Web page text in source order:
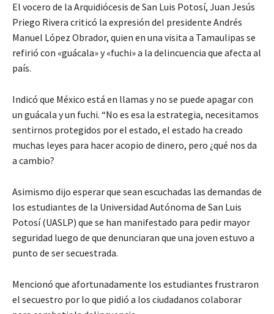
El vocero de la Arquidiócesis de San Luis Potosí, Juan Jesús
Priego Rivera criticó la expresión del presidente Andrés
Manuel López Obrador, quien en una visita a Tamaulipas se
refirió con «guácala» y «fuchi» a la delincuencia que afecta al
país.
Indicó que México está en llamas y no se puede apagar con
un guácala y un fuchi. “No es esa la estrategia, necesitamos
sentirnos protegidos por el estado, el estado ha creado
muchas leyes para hacer acopio de dinero, pero ¿qué nos da
a cambio?
Asimismo dijo esperar que sean escuchadas las demandas de
los estudiantes de la Universidad Autónoma de San Luis
Potosí (UASLP) que se han manifestado para pedir mayor
seguridad luego de que denunciaran que una joven estuvo a
punto de ser secuestrada.
Mencionó que afortunadamente los estudiantes frustraron
el secuestro por lo que pidió a los ciudadanos colaborar